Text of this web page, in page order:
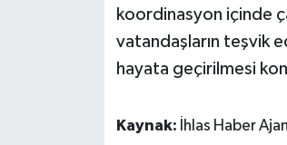
koordinasyon içinde
vatandaşların teşvik
hayata geçirilmesi
Kaynak: İhlas Haber